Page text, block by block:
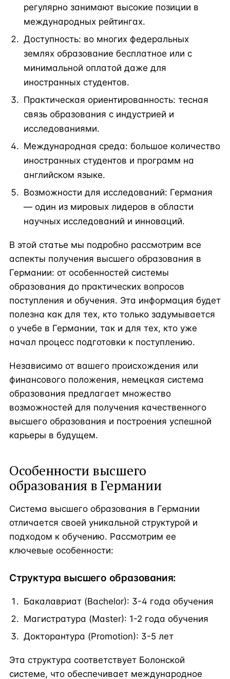
регулярно занимают высокие позиции в
международных рейтингах.
Доступность: во многих федеральных
землях образование бесплатное или с
минимальной оплатой даже для
иностранных студентов.
Практическая ориентированность: тесная
связь образования с индустрией и
исследованиями.
Международная среда: большое количество
иностранных студентов и программ на
английском языке.
Возможности для исследований: Германия
— один из мировых лидеров в области
научных исследований и инноваций.
В этой статье мы подробно рассмотрим все
аспекты получения высшего образования в
Германии: от особенностей системы
образования до практических вопросов
поступления и обучения. Эта информация будет
полезна как для тех, кто только задумывается
о учебе в Германии, так и для тех, кто уже
начал процесс подготовки к поступлению.
Независимо от вашего происхождения или
финансового положения, немецкая система
образования предлагает множество
возможностей для получения качественного
высшего образования и построения успешной
карьеры в будущем.
Особенности высшего
образования в Германии
Система высшего образования в Германии
отличается своей уникальной структурой и
подходом к обучению. Рассмотрим ее
ключевые особенности:
Структура высшего образования:
Бакалавриат (Bachelor): 3-4 года обучения
Магистратура (Master): 1-2 года обучения
Докторантура (Promotion): 3-5 лет
Эта структура соответствует Болонской
системе, что обеспечивает международное